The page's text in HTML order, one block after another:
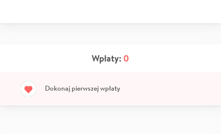
Wpłaty: 0
Dokonaj pierwszej wpłaty